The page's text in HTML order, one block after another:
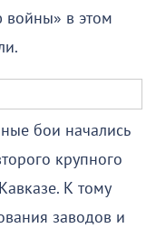
войны» в этом
бои начались
крупного
К тому
заводов и